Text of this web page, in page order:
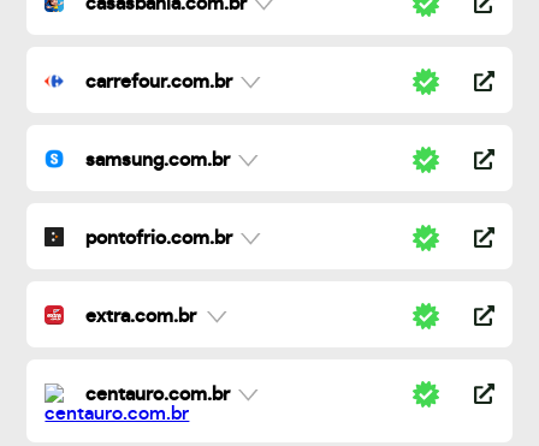
carrefour.com.br
samsung.com.br
pontofrio.com.br
extra.com.br
centauro.com.br